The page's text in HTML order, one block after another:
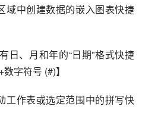
域中创建数据的嵌入图表快捷
字符号 (#)】
工作表或选定范围中的拼写快